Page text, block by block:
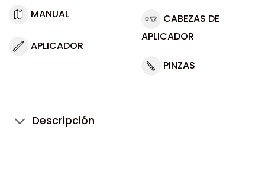
MANUAL
APLICADOR
CABEZAS DE
APLICADOR
PINZAS
Descripción